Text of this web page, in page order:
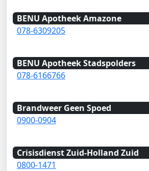
BENU Apotheek Amazone
078-6309205
BENU Apotheek Stadspolders
078-6166766
Brandweer Geen Spoed
0900-0904
Crisisdienst Zuid-Holland Zuid
0800-1471